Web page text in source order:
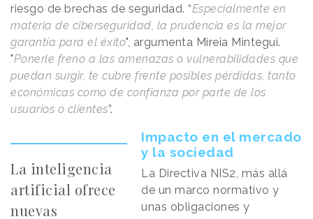
riesgo de brechas de seguridad. “Especialmente en
materia de ciberseguridad, la prudencia es la mejor
garantía para el éxito", argumenta Mireia Mintegui.
"Ponerle freno a las amenazas o vulnerabilidades que
puedan surgir, te cubre frente posibles pérdidas, tanto
económicas como de confianza por parte de los
usuarios o clientes”.
La inteligencia
artificial ofrece
nuevas
Impacto en el mercado
y la sociedad
La Directiva NIS2, más allá
de un marco normativo y
unas obligaciones y